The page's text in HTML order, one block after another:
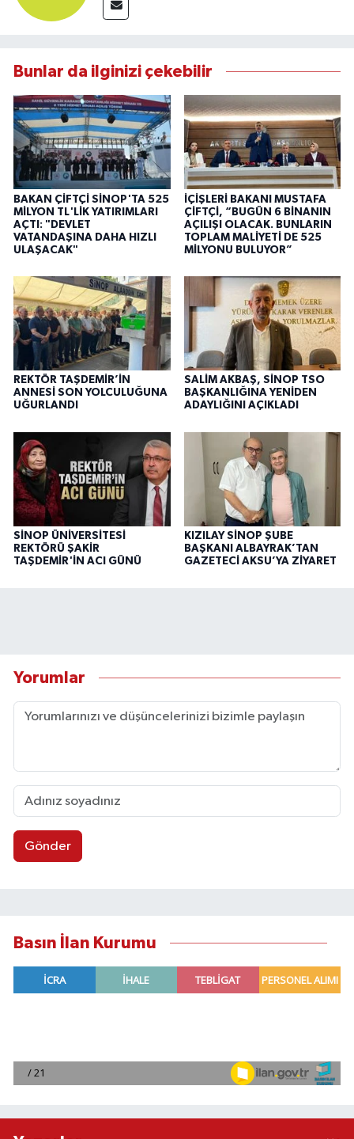
Bunlar da ilginizi çekebilir
BAKAN ÇİFTÇİ SİNOP'TA 525
MİLYON TL'LİK YATIRIMLARI
AÇTI: "DEVLET
VATANDAŞINA DAHA HIZLI
ULAŞACAK"
İÇİŞLERİ BAKANI MUSTAFA
ÇİFTÇİ, “BUGÜN 6 BİNANIN
AÇILIŞI OLACAK. BUNLARIN
TOPLAM MALİYETİ DE 525
MİLYONU BULUYOR”
REKTÖR TAŞDEMİR’İN
ANNESİ SON YOLCULUĞUNA
UĞURLANDI
SALİM AKBAŞ, SİNOP TSO
BAŞKANLIĞINA YENİDEN
ADAYLIĞINI AÇIKLADI
SİNOP ÜNİVERSİTESİ
REKTÖRÜ ŞAKİR
TAŞDEMİR'İN ACI GÜNÜ
KIZILAY SİNOP ŞUBE
BAŞKANI ALBAYRAK’TAN
GAZETECİ AKSU’YA ZİYARET
Yorumlar
Gönder
Basın İlan Kurumu